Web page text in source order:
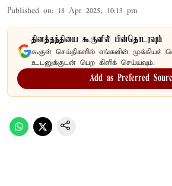
Published on: 18 Apr 2025, 10:13 pm
தினத்தந்தியை கூகுளில் பின்தொடரவும்
கூகுள் செய்திகளில் எங்களின் முக்கியச்
உடனுக்குடன் பெற கிளிக் செய்யவும்.
Add as Preferred